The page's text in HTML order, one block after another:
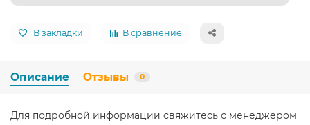
В закладки В сравнение
Описание Отзывы 0
Для подробной информации свяжитесь с менеджером